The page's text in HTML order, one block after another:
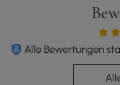
Alle Bewertungen